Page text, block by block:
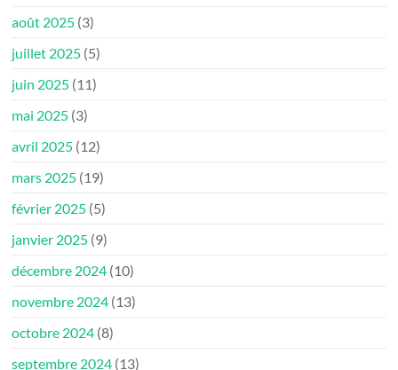
août 2025 (3)
juillet 2025 (5)
juin 2025 (11)
mai 2025 (3)
avril 2025 (12)
mars 2025 (19)
février 2025 (5)
janvier 2025 (9)
décembre 2024 (10)
novembre 2024 (13)
octobre 2024 (8)
septembre 2024 (13)